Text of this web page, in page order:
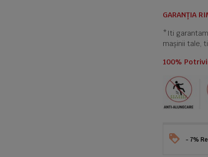
GARANȚIA
*Iti garantam
mașinii tale,
100%
- 7%